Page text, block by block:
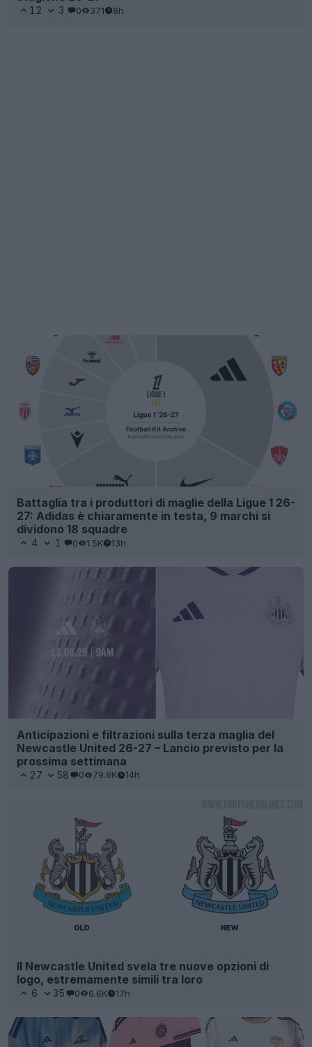
12 3 0 371 8h
Battaglia tra i produttori di maglie della Ligue 1 26-
27: Adidas è chiaramente in testa, 9 marchi si
dividono 18 squadre
4 1 0 1.5K 13h
Anticipazioni e filtrazioni sulla terza maglia del
Newcastle United 26-27 – Lancio previsto per la
prossima settimana
27 58 0 79.8K 14h
Il Newcastle United svela tre nuove opzioni di
logo, estremamente simili tra loro
6 35 0 6.6K 17h